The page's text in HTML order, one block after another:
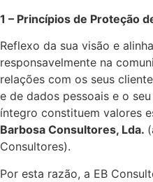
1 – Princípios de Proteção
Reflexo da sua visão e
responsavelmente na
relações com os seus
e de dados pessoais e o
íntegro constituem valores
Barbosa Consultores, Lda.
Consultores).
Por esta razão, a EB